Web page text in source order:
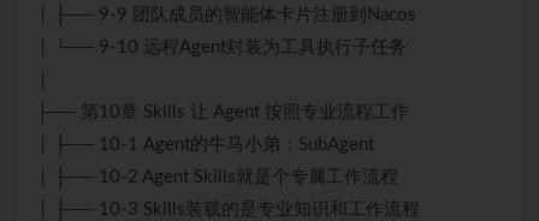
│ ├── 9-9 团队成员的智能体卡片注册到Nacos
│ └── 9-10 远程Agent封装为工具执行子任务
├── 第10章 Skills 让 Agent 按照专业流程工作
│ ├── 10-1 Agent的牛马小弟：SubAgent
│ ├── 10-2 Agent Skills就是个专属工作流程
│ ├── 10-3 Skills装载的是专业知识和工作流程